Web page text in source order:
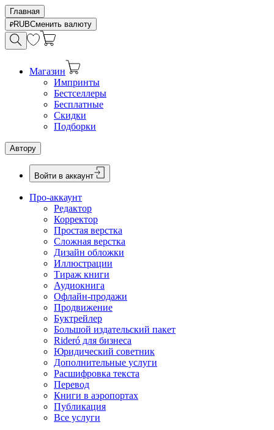
Главная
RUBСменить валюту
Магазин
Импринты
Бестселлеры
Бесплатные
Скидки
Подборки
Автору
Войти в аккаунт
Про-аккаунт
Редактор
Корректор
Простая верстка
Сложная верстка
Дизайн обложки
Иллюстрации
Тираж книги
Аудиокнига
Офлайн-продажи
Продвижение
Буктрейлер
Большой издательский пакет
Rideró для бизнеса
Юридический советник
Дополнительные услуги
Расшифровка текста
Перевод
Книги в аэропортах
Публикация
Все услуги